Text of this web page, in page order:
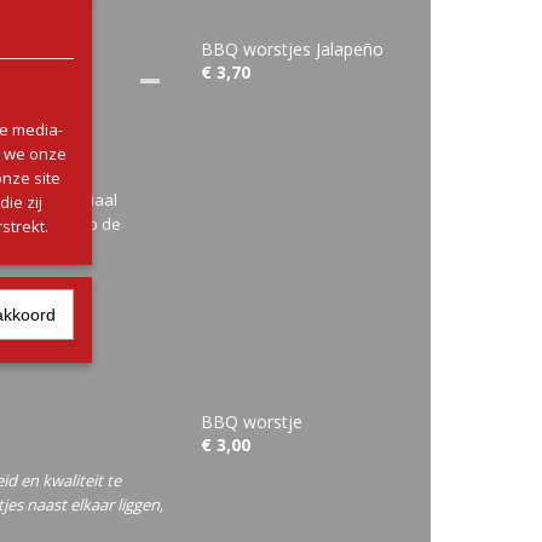
speciaal
op de
en kwaliteit te
naast elkaar liggen,
BBQ worstjes Jalapeño
€ 3,70
BBQ worstje
€ 3,00
media-
onze
site
zij